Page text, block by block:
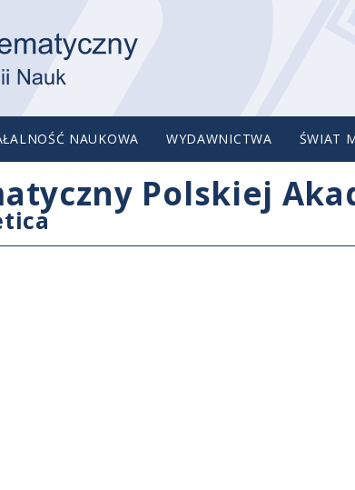
NAUKOWA WYDAWNICTWA ŚWIAT
Polskiej